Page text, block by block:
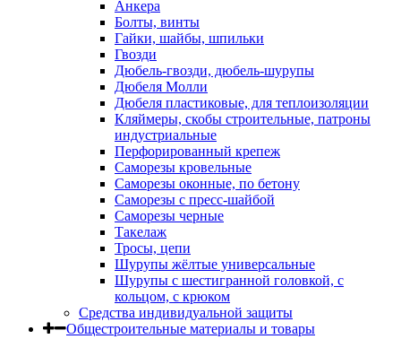
Анкера
Болты, винты
Гайки, шайбы, шпильки
Гвозди
Дюбель-гвозди, дюбель-шурупы
Дюбеля Молли
Дюбеля пластиковые, для теплоизоляции
Кляймеры, скобы строительные, патроны
индустриальные
Перфорированный крепеж
Саморезы кровельные
Саморезы оконные, по бетону
Саморезы с пресс-шайбой
Саморезы черные
Такелаж
Тросы, цепи
Шурупы жёлтые универсальные
Шурупы с шестигранной головкой, с
кольцом, с крюком
Средства индивидуальной защиты
Общестроительные материалы и товары